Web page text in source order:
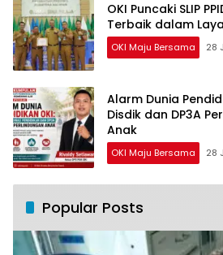
OKI Puncaki SLIP
Terbaik dalam
OKI Maju Bersama 28
Alarm Dunia
Disdik dan DP3A
Anak
OKI Maju Bersama 28
Popular Posts